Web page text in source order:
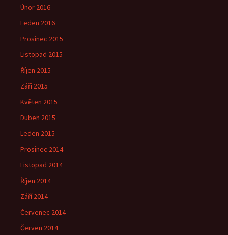
Únor 2016
Leden 2016
Prosinec 2015
Listopad 2015
Říjen 2015
Září 2015
Květen 2015
Duben 2015
Leden 2015
Prosinec 2014
Listopad 2014
Říjen 2014
Září 2014
Červenec 2014
Červen 2014